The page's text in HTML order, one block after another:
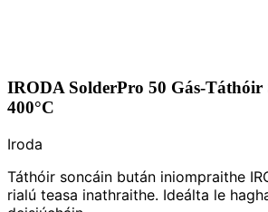
IRODA SolderPro 50 Gás-Táthóir
400°C
Iroda
Táthóir soncáin bután iniompraithe
rialú teasa inathraithe. Ideálta le